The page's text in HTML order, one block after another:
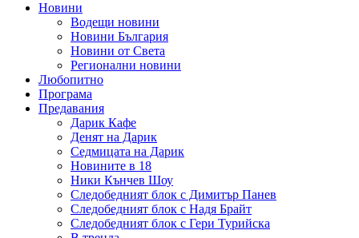
Новини
Водещи новини
Новини България
Новини от Света
Регионални новини
Любопитно
Програма
Предавания
Дарик Кафе
Денят на Дарик
Седмицата на Дарик
Новините в 18
Ники Кънчев Шоу
Следобедният блок с Димитър Панев
Следобедният блок с Надя Брайт
Следобедният блок с Гери Турийска